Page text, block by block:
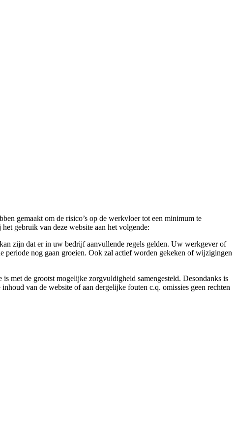
gemaakt om de risico’s op de werkvloer tot een minimum te
gebruik van deze website aan het volgende:
zijn dat er in uw bedrijf aanvullende regels gelden. Uw werkgever of
periode nog gaan groeien. Ook zal actief worden gekeken of wijzigingen
met de grootst mogelijke zorgvuldigheid samengesteld. Desondanks is
van de website of aan dergelijke fouten c.q. omissies geen rechten